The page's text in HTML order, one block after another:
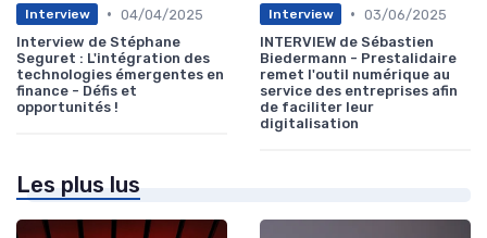
Interview • 04/04/2025
Interview de Stéphane
Seguret : L'intégration des
technologies émergentes en
finance - Défis et
opportunités !
Interview • 03/06/2025
INTERVIEW de Sébastien
Biedermann - Prestalidaire
remet l'outil numérique au
service des entreprises afin
de faciliter leur
digitalisation
Les plus lus